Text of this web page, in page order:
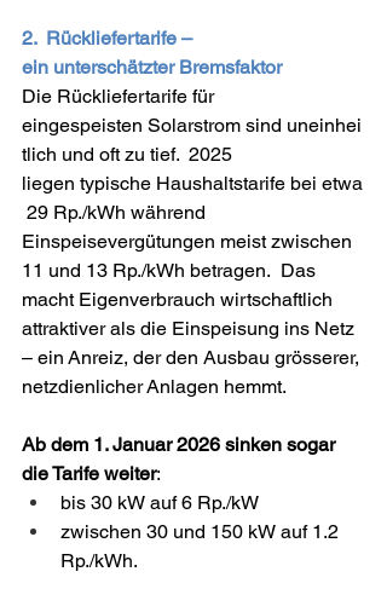
2.  Rückliefertarife –
ein unterschätzter Bremsfaktor
Die Rückliefertarife für
eingespeisten Solarstrom sind uneinhei
tlich und oft zu tief.  2025
liegen typische Haushaltstarife bei etwa
29 Rp./kWh während
Einspeisevergütungen meist zwischen
11 und 13 Rp./kWh betragen.  Das
macht Eigenverbrauch wirtschaftlich
attraktiver als die Einspeisung ins Netz
– ein Anreiz, der den Ausbau grösserer,
netzdienlicher Anlagen hemmt.
Ab dem 1. Januar 2026 sinken sogar
die Tarife weiter:
bis 30 kW auf 6 Rp./kW
zwischen 30 und 150 kW auf 1.2
Rp./kWh.